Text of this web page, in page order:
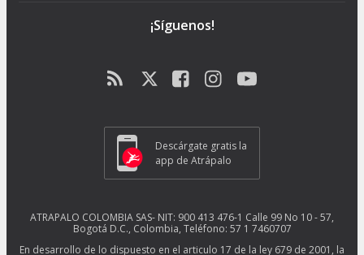
¡Síguenos!
Descárgate gratis la
app de Atrápalo
ATRAPALO COLOMBIA SAS- NIT: 900 413 476-1 Calle 99 No 10 - 57,
Bogotá D.C., Colombia, Teléfono: 57 1 7460707
En desarrollo de lo dispuesto en el articulo 17 de la ley 679 de 2001, la